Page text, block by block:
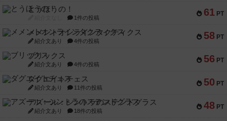
61 PT
とうほうの！
1件の投稿
58 PT
メメントオンラインタクティクス
紹介文あり 4件の投稿
56 PT
ブリックス
紹介文あり 4件の投稿
50 PT
ダグエイトチェス
紹介文あり 11件の投稿
48 PT
アズール：シントラのステンドグラス
紹介文あり 18件の投稿